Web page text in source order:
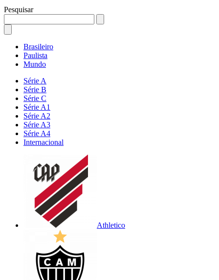
Pesquisar
Brasileiro
Paulista
Mundo
Série A
Série B
Série C
Série A1
Série A2
Série A3
Série A4
Internacional
Athletico